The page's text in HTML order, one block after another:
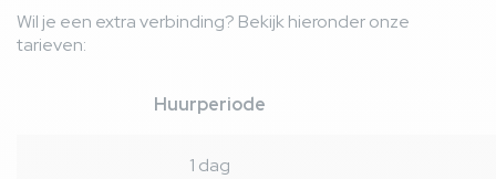
Wil je een extra verbinding? Bekijk hieronder onze
tarieven:
Huurperiode
1 dag